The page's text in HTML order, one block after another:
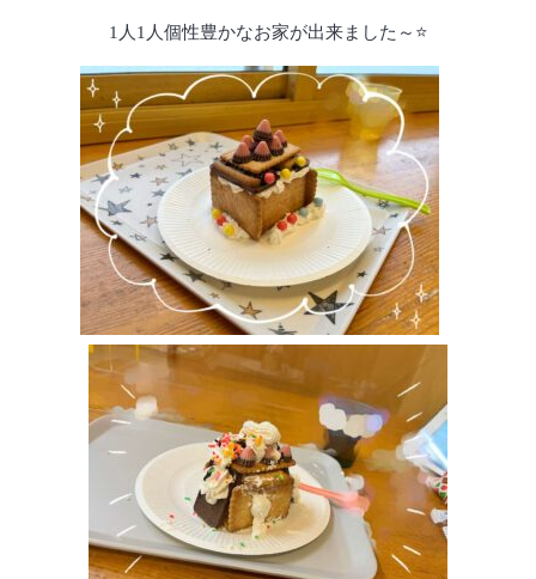
1人1人個性豊かなお家が出来ました～⭐